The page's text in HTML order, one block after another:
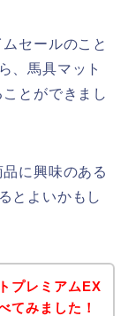
セールのこと
、馬具マット
とができまし
に興味のある
とよいかもし
プレミアムEX
てみました！